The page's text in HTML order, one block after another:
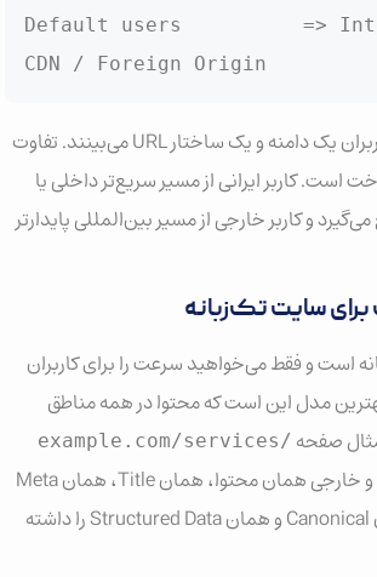
Default users          =>
CDN / Foreign Origin
در این مدل، همه کاربران یک دامنه و یک ساختار URL می‌بینند. تفاوت
است. کاربر ایرانی از مسیر سریع‌تر داخلی یا
و کاربر خارجی از مسیر بین‌المللی پایدارتر
سایت تک‌زبانه
است و فقط می‌خواهید سرعت را برای کاربران
مدل این است که محتوا در همه مناطق
صفحهexample.com/services/
باید برای کاربر ایرانی و خارجی همان محتوا، همان Title، همان Meta
Description، همان Canonical و همان Structured Data را داشته